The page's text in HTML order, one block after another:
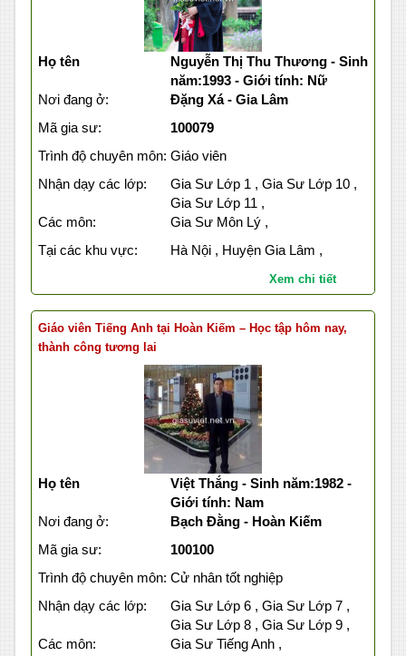
Họ tên
Nguyễn Thị Thu Thương - Sinh
năm:1993 - Giới tính: Nữ
Nơi đang ở:
Đặng Xá - Gia Lâm
Mã gia sư:
100079
Trình độ chuyên môn: Giáo viên
Nhận dạy các lớp:
Gia Sư Lớp 1 , Gia Sư Lớp 10 ,
Gia Sư Lớp 11 ,
Các môn:
Gia Sư Môn Lý ,
Tại các khu vực:
Hà Nội , Huyện Gia Lâm ,
Xem chi tiết
Giáo viên Tiếng Anh tại Hoàn Kiếm – Học tập hôm nay,
thành công tương lai
Họ tên
Việt Thắng - Sinh năm:1982 -
Giới tính: Nam
Nơi đang ở:
Bạch Đằng - Hoàn Kiếm
Mã gia sư:
100100
Trình độ chuyên môn: Cử nhân tốt nghiệp
Nhận dạy các lớp:
Gia Sư Lớp 6 , Gia Sư Lớp 7 ,
Gia Sư Lớp 8 , Gia Sư Lớp 9 ,
Các môn:
Gia Sư Tiếng Anh ,